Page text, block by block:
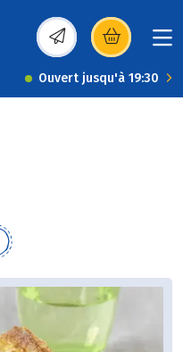
(s’ouvre dans une
Ouvert jusqu'à 19:30